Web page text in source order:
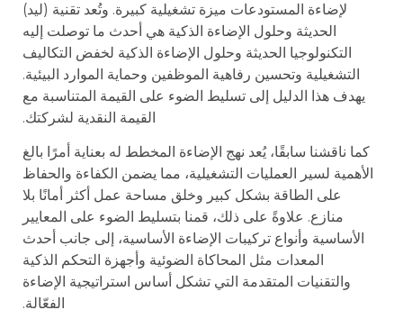
لإضاءة المستودعات ميزة تشغيلية كبيرة. وتُعد تقنية (ليد)
الحديثة وحلول الإضاءة الذكية هي أحدث ما توصلت إليه
التكنولوجيا الحديثة وحلول الإضاءة الذكية لخفض التكاليف
التشغيلية وتحسين رفاهية الموظفين وحماية الموارد البيئية.
يهدف هذا الدليل إلى تسليط الضوء على القيمة المتناسبة مع
القيمة النقدية لشركتك.
كما ناقشنا سابقًا، يُعد نهج الإضاءة المخطط له بعناية أمرًا بالغ
الأهمية لسير العمليات التشغيلية، مما يضمن الكفاءة والحفاظ
على الطاقة بشكل كبير وخلق مساحة عمل أكثر أمانًا بلا
منازع. علاوةً على ذلك، قمنا بتسليط الضوء على المعايير
الأساسية وأنواع تركيبات الإضاءة الأساسية، إلى جانب أحدث
المعدات مثل المحاكاة الضوئية وأجهزة التحكم الذكية
والتقنيات المتقدمة التي تشكل أساس استراتيجية الإضاءة
الفعّالة.